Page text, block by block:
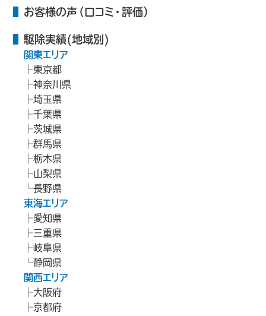
お客様の声（口コミ・評価）
駆除実績(地域別)
関東エリア
東京都
神奈川県
埼玉県
千葉県
茨城県
群馬県
栃木県
山梨県
長野県
東海エリア
愛知県
三重県
岐阜県
静岡県
関西エリア
大阪府
京都府